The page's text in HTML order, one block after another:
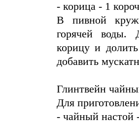
- корица - 1
В пивной
горячей воды.
корицу и
добавить
Глинтвейн
Для
- чайный настой